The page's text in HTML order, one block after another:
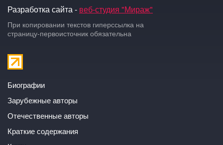
Разработка сайта - веб-студия "Мираж"
При копировании текстов гиперссылка на
страницу-первоисточник обязательна
Биографии
Зарубежные авторы
Отечественные авторы
Краткие содержания